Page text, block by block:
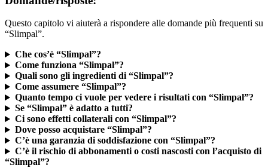
Questo capitolo vi aiuterà a rispondere alle domande più frequenti su
“Slimpal”.
Che cos’è “Slimpal”?
Come funziona “Slimpal”?
Quali sono gli ingredienti di “Slimpal”?
Come assumere “Slimpal”?
Quanto tempo ci vuole per vedere i risultati con “Slimpal”?
Se “Slimpal” è adatto a tutti?
Ci sono effetti collaterali con “Slimpal”?
Dove posso acquistare “Slimpal”?
C’è una garanzia di soddisfazione con “Slimpal”?
C’è il rischio di abbonamenti o costi nascosti con l’acquisto di
“Slimpal”?